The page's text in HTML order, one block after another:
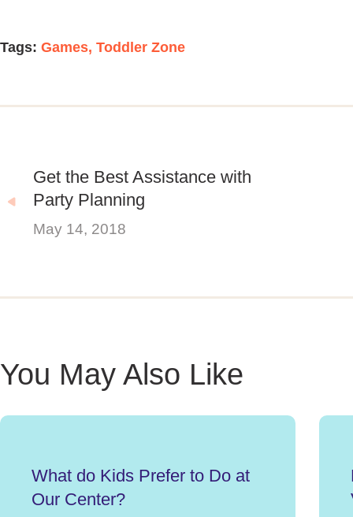
Tags: Games, Toddler Zone
Get the Best Assistance with
Party Planning
May 14, 2018
You May Also Like
What do Kids Prefer to Do at
Our Center?